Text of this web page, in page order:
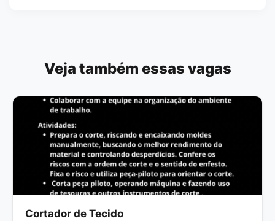
Veja também essas vagas
Cortador de Tecido